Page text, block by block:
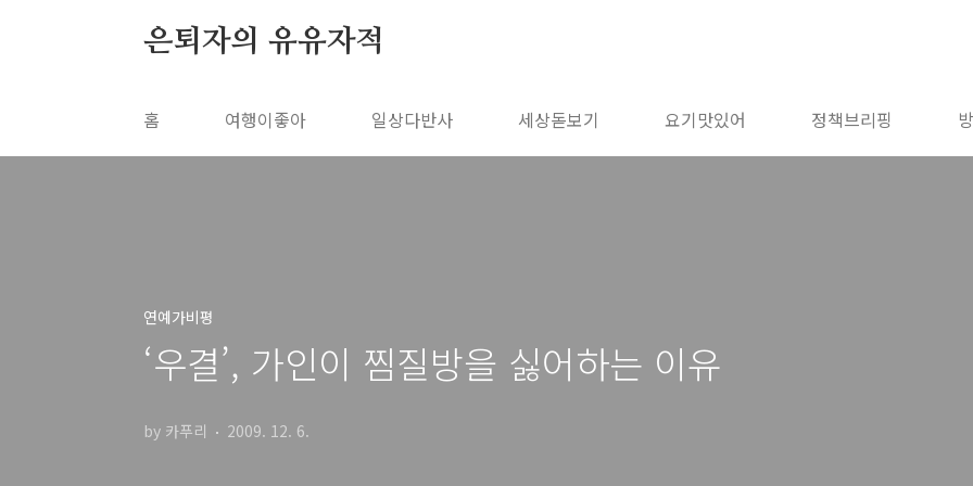
은퇴자의 유유자적
홈 여행이좋아 일상다반사 세상돋보기 요기맛있어 정책브리핑
연예가비평
‘우결’, 가인이 찜질방을 싫어하는 이유
by 카푸리 2009. 12. 6.